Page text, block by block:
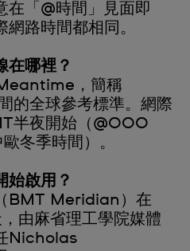
在「@時間」見面即
路時間都相同。
在哪裡？
，簡稱
的全球參考標準。網際
半夜開始（@000
冬季時間）。
始啟用？
BMT Meridian）在
由麻省理工學院媒體
Nicholas